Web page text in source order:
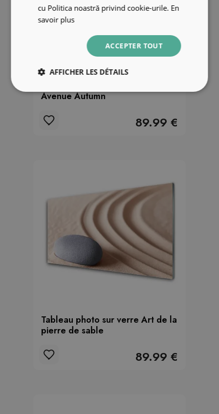
Avenue Autumn
89.99 €
Tableau photo sur verre Art de la
pierre de sable
89.99 €
cu Politica noastră privind cookie-urile. En
savoir plus
ACCEPTER TOUT
AFFICHER LES DÉTAILS